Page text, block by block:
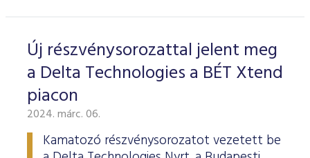
Új részvénysorozattal jelent meg
a Delta Technologies a BÉT Xtend
piacon
2024. márc. 06.
Kamatozó részvénysorozatot vezetett be